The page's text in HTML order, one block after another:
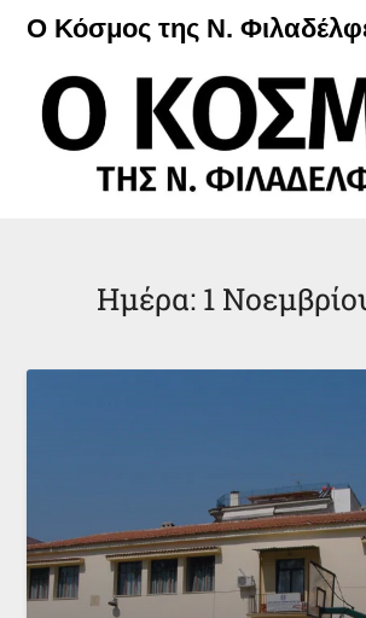
Μετάβαση
περιεχόμενο
Ο Κόσμος της Ν.
Ημέρα: 1